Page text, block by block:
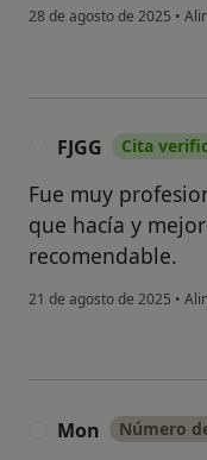
28 de agosto de 2025 •
FJGG Cita
Fue muy
que hacía y
recomendable.
21 de agosto de 2025 •
Mon Número